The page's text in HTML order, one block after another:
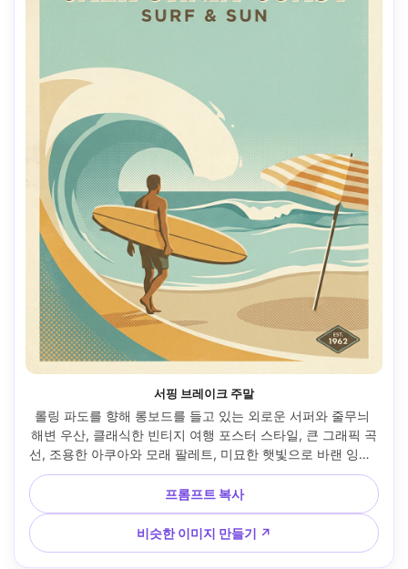
서핑 브레이크 주말
롤링 파도를 향해 롱보드를 들고 있는 외로운 서퍼와 줄무늬
해변 우산, 클래식한 빈티지 여행 포스터 스타일, 큰 그래픽 곡
선, 조용한 아쿠아와 모래 팔레트, 미묘한 햇빛으로 바랜 잉크,
하프톤 도트, 헤드라인을 위한 빈 하늘, "1962년 예정"을 위한
작은 배지 영역, 스크린 프린트 질감, 선명한 가장자리, 선물 가
능한 벽 프린트 레이아웃, 85mm 렌즈, 얕은 피사계 깊이 --ar
4:5
프롬프트 복사
비슷한 이미지 만들기 ↗